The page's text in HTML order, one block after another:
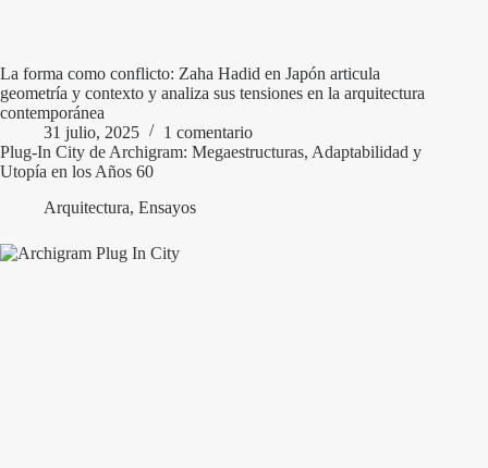
La forma como conflicto: Zaha Hadid en Japón articula
geometría y contexto y analiza sus tensiones en la arquitectura
contemporánea
31 julio, 2025
1 comentario
Plug-In City de Archigram: Megaestructuras, Adaptabilidad y
Utopía en los Años 60
Arquitectura, Ensayos